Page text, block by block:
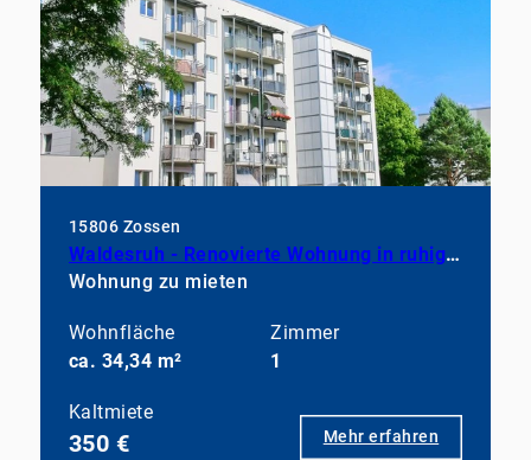
15806 Zossen
Waldesruh - Renovierte Wohnung in ruhiger Wohnlage
Wohnung zu mieten
Wohnfläche
ca. 34,34 m²
Zimmer
1
Kaltmiete
350 € Mehr erfahren